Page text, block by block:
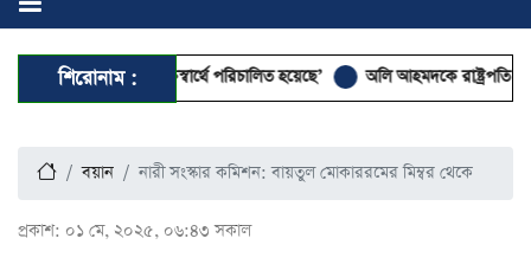
শিরোনাম :
খাত ব্যক্তিস্বার্থে পরিচালিত হয়েছে’ অলি আহমদকে রাষ্ট্রপতি পদে
বয়ান নারী সংস্কার কমিশন: বায়তুল মোকাররমের মিম্বর থেকে
প্রকাশ: ০১ মে, ২০২৫, ০৬:৪৩ সকাল